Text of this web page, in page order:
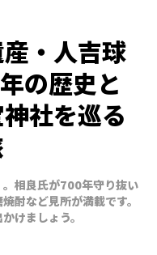
・人吉球
の歴史と
社を巡る
相良氏が700年守り抜い
酎など見所が満載です。
けましょう。